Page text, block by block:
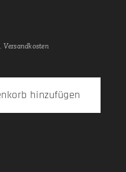
Versandkosten
hinzufügen